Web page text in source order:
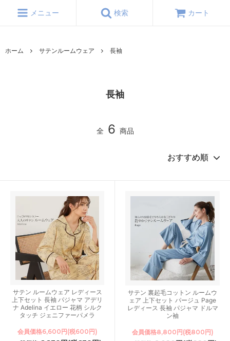
メニュー 検索 カート
ホーム サテンルームウェア 長袖
長袖
全 6 商品
サテン ルームウェア レディース
上下セット 長袖 パジャマ アデリ
ナ Adelina イエロー 花柄 シルク
タッチ ジェニファーパメラ
会員価格6,600円(税600円)
サテン 裏起毛コットン ルームウ
ェア 上下セット パージュ Page
レディース 長袖 パジャマ ドルマ
ン袖
会員価格8,800円(税800円)